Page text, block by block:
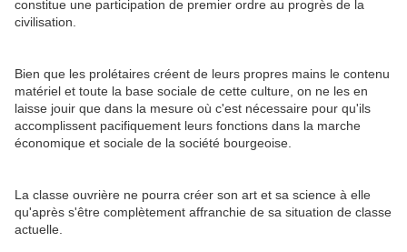
constitue une participation de premier ordre au progrès de la
civilisation.
Bien que les prolétaires créent de leurs propres mains le contenu
matériel et toute la base sociale de cette culture, on ne les en
laisse jouir que dans la mesure où c'est nécessaire pour qu'ils
accomplissent pacifiquement leurs fonctions dans la marche
économique et sociale de la société bourgeoise.
La classe ouvrière ne pourra créer son art et sa science à elle
qu'après s'être complètement affranchie de sa situation de classe
actuelle.